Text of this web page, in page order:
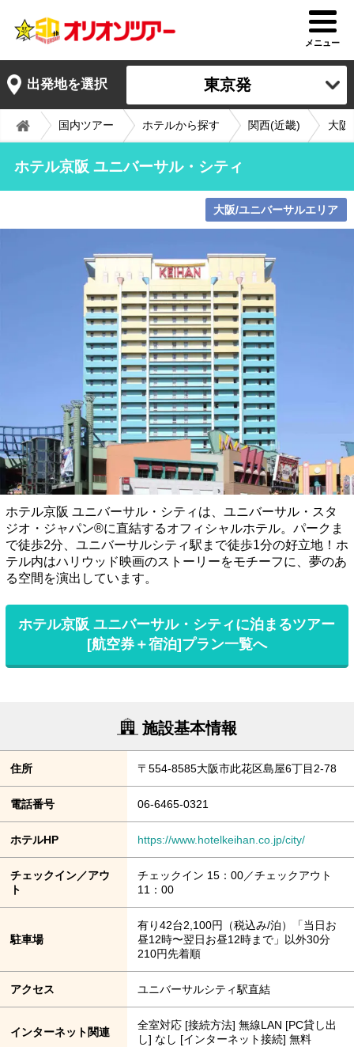
メニュー
出発地を選択 東京発
国内ツアー ホテルから探す 関西(近畿) 大阪
ホテル京阪 ユニバーサル・シティ
大阪/ユニバーサルエリア
ホテル京阪 ユニバーサル・シティは、ユニバーサル・スタ
ジオ・ジャパン®に直結するオフィシャルホテル。パークま
で徒歩2分、ユニバーサルシティ駅まで徒歩1分の好立地！ホ
テル内はハリウッド映画のストーリーをモチーフに、夢のあ
る空間を演出しています。
ホテル京阪 ユニバーサル・シティに泊まるツアー
[航空券＋宿泊]プラン一覧へ
施設基本情報
住所 〒554-8585大阪市此花区島屋6丁目2-78
電話番号 06-6465-0321
ホテルHP https://www.hotelkeihan.co.jp/city/
チェックイン／アウ
ト
チェックイン 15：00／チェックアウト
11：00
駐車場
有り42台2,100円（税込み/泊）「当日お
昼12時〜翌日お昼12時まで」以外30分
210円先着順
アクセス ユニバーサルシティ駅直結
インターネット関連
全室対応 [接続方法] 無線LAN [PC貸し出
し] なし [インターネット接続] 無料